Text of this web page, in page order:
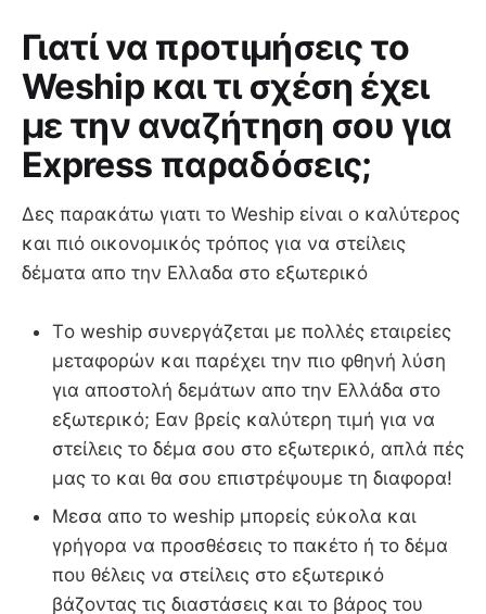
Γιατί να προτιμήσεις το
Weship και τι σχέση έχει
με την αναζήτηση σου για
Express παραδόσεις;
Δες παρακάτω γιατι το Weship είναι ο καλύτερος
και πιό οικονομικός τρόπος για να στείλεις
δέματα απο την Ελλαδα στο εξωτερικό
Τo weship συνεργάζεται με πολλές εταιρείες
μεταφορών και παρέχει την πιο φθηνή λύση
για αποστολή δεμάτων απο την Ελλάδα στο
εξωτερικό; Εαν βρείς καλύτερη τιμή για να
στείλεις το δέμα σου στο εξωτερικό, απλά πές
μας το και θα σου επιστρέψουμε τη διαφορα!
Μεσα απο το weship μπορείς εύκολα και
γρήγορα να προσθέσεις το πακέτο ή το δέμα
που θέλεις να στείλεις στο εξωτερικό
βάζοντας τις διαστάσεις και το βάρος του